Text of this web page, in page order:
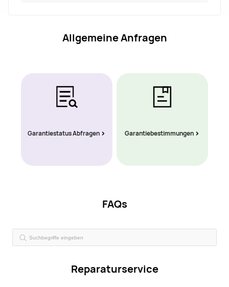
Allgemeine Anfragen
Garantiestatus Abfragen Garantiebestimmungen
FAQs
Reparaturservice